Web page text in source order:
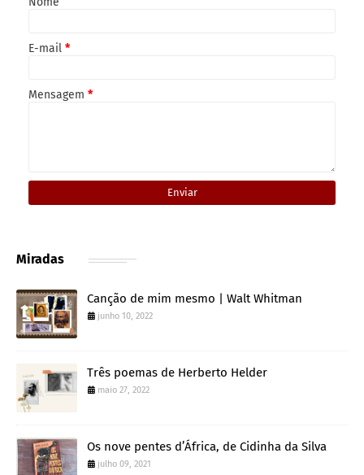
E-mail *
Mensagem *
Miradas
Canção de mim mesmo | Walt Whitman
junho 10, 2022
Três poemas de Herberto Helder
maio 27, 2022
Os nove pentes d’África, de Cidinha da Silva
julho 09, 2021